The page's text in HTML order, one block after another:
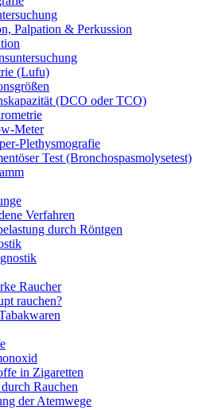
Palpation & Perkussion
(Lufu)
(DCO oder TCO)
Meter
Plethysmografie
Test (Bronchospasmolysetest)
Verfahren
durch Röntgen
Raucher
rauchen?
in Zigaretten
Rauchen
der Atemwege